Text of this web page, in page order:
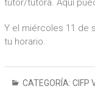
tutor/tutora. Aquí
Y el miércoles 11 de
tu horario.
CATEGORÍA: CIFP